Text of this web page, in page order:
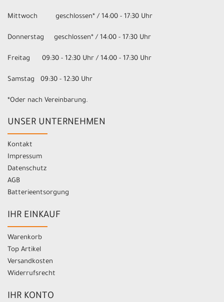
Mittwoch geschlossen* / 14:00 - 17:30 Uhr
Donnerstag geschlossen* / 14:00 - 17:30 Uhr
Freitag 09:30 - 12:30 Uhr / 14:00 - 17:30 Uhr
Samstag 09:30 - 12:30 Uhr
*Oder nach Vereinbarung.
UNSER UNTERNEHMEN
Kontakt
Impressum
Datenschutz
AGB
Batterieentsorgung
IHR EINKAUF
Warenkorb
Top Artikel
Versandkosten
Widerrufsrecht
IHR KONTO